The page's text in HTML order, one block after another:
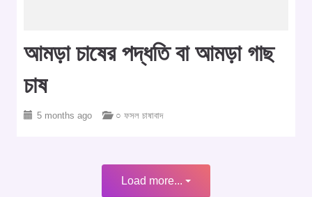
আমড়া চাষের পদ্ধতি বা আমড়া গাছ
চাষ
5 months ago ○ ফসল চাষাবাদ
Load more...